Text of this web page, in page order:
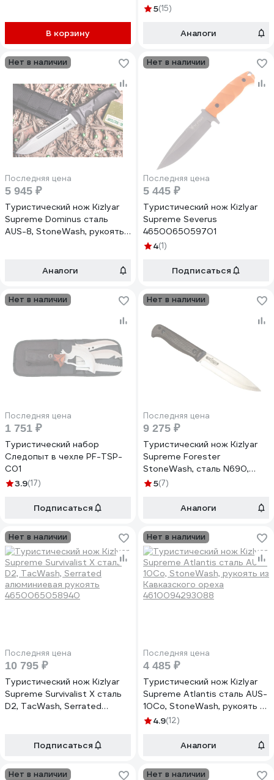
В корзину
5(15)
Аналоги
Нет в наличии
Последняя цена
5 945 ₽
Туристический нож Kizlyar
Supreme Dominus сталь
AUS-8, StoneWash, рукоять
Аналоги
Нет в наличии
Последняя цена
5 445 ₽
Туристический нож Kizlyar
Supreme Severus
4650065059701
4(1)
Подписаться
Нет в наличии
Последняя цена
1 751 ₽
Туристический набор
Следопыт в чехле PF-TSP-
C01
3.9(17)
Подписаться
Нет в наличии
Последняя цена
9 275 ₽
Туристический нож Kizlyar
Supreme Forester
StoneWash, сталь N690,
рукоять из Кавказского
5(7)
Аналоги
Нет в наличии
Последняя цена
10 795 ₽
Туристический нож Kizlyar
Supreme Survivalist X сталь
D2, TacWash, Serrated
Подписаться
Нет в наличии
Последняя цена
4 485 ₽
Туристический нож Kizlyar
Supreme Atlantis сталь AUS-
10Co, StoneWash, рукоять из
Кавказского ореха
4.9(12)
Аналоги
Нет в наличии Нет в наличии